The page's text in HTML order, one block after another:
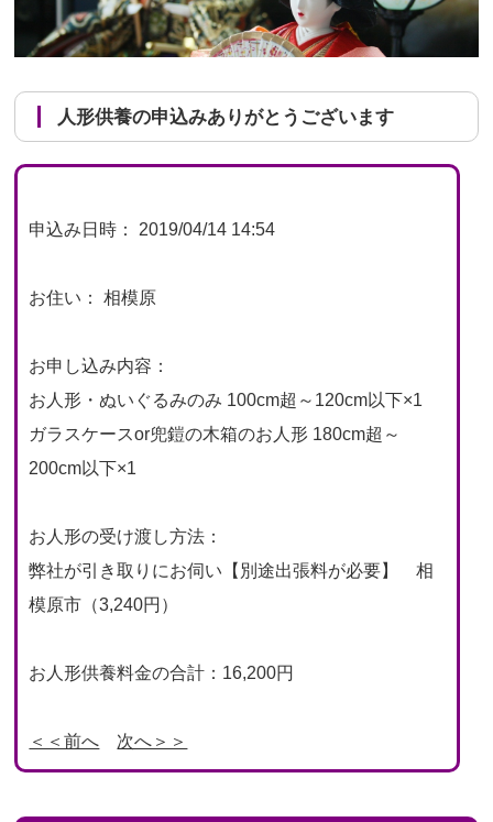
人形供養の申込みありがとうございます
申込み日時： 2019/04/14 14:54
お住い： 相模原
お申し込み内容：
お人形・ぬいぐるみのみ 100cm超～120cm以下×1
ガラスケースor兜鎧の木箱のお人形 180cm超～
200cm以下×1
お人形の受け渡し方法：
弊社が引き取りにお伺い【別途出張料が必要】 相
模原市（3,240円）
お人形供養料金の合計：16,200円
＜＜前へ 次へ＞＞